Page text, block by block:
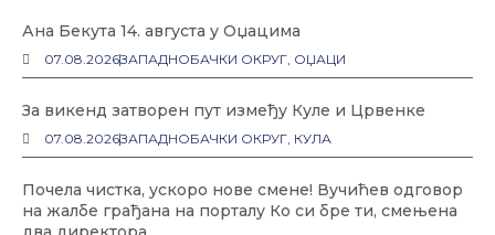
Ана Бекута 14. августа у Оџацима
07.08.2026ЗАПАДНОБАЧКИ ОКРУГ, ОЏАЦИ
За викенд затворен пут између Куле и Црвенке
07.08.2026ЗАПАДНОБАЧКИ ОКРУГ, КУЛА
Почела чистка, ускоро нове смене! Вучићев одговор
на жалбе грађана на порталу Ко си бре ти, смењена